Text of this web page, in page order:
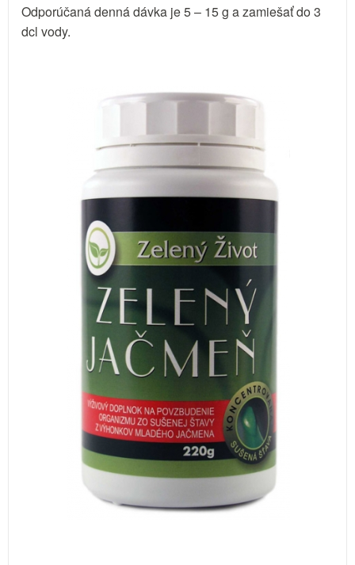
Odporúčaná denná dávka je 5 – 15 g a zamiešať do 3
dcl vody.